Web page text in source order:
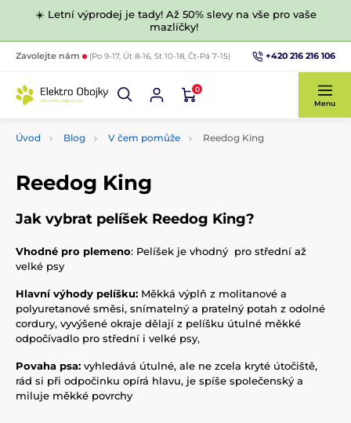
☀️ Letní výprodej je tady! Až 50% slevy na vše pro vaše
mazlíčky!
Zavolejte nám (Po 9-17, Út 8-16, St 10-18, Čt-Pá 7-15) +420 216 216 106
0
Menu
Úvod Blog V čem pomůže Reedog King
Reedog King
Jak vybrat pelíšek Reedog King?
Vhodné pro plemeno: Pelíšek je vhodný pro střední až
velké psy
Hlavní výhody pelíšku: Měkká výplň z molitanové a
polyuretanové směsi, snímatelný a pratelný potah z odolné
cordury, vyvýšené okraje dělají z pelíšku útulné měkké
odpočívadlo pro střední i velké psy,
Povaha psa: vyhledává útulné, ale ne zcela kryté útočiště,
rád si při odpočinku opírá hlavu, je spíše společenský a
miluje měkké povrchy